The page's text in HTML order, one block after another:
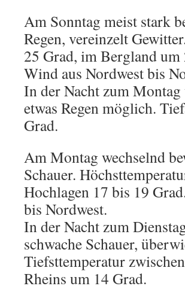
Am Sonntag meist stark
Regen, vereinzelt
25 Grad, im Bergland um
Wind aus Nordwest bis
In der Nacht zum
etwas Regen möglich.
Grad.
Am Montag wechselnd
Schauer.
Hochlagen 17 bis 19
bis Nordwest.
In der Nacht zum
schwache Schauer,
Tiefsttemperatur
Rheins um 14 Grad.